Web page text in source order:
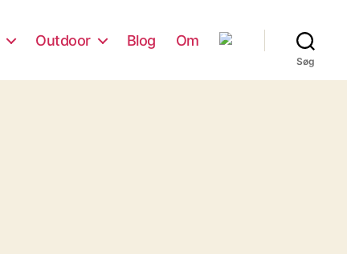
Outdoor Blog Om
Søg